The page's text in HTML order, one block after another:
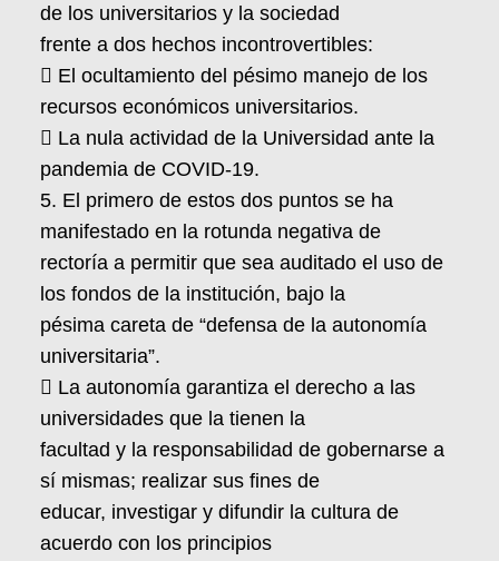
de los universitarios y la sociedad
frente a dos hechos incontrovertibles:
 El ocultamiento del pésimo manejo de los
recursos económicos universitarios.
 La nula actividad de la Universidad ante la
pandemia de COVID-19.
5. El primero de estos dos puntos se ha
manifestado en la rotunda negativa de
rectoría a permitir que sea auditado el uso de
los fondos de la institución, bajo la
pésima careta de “defensa de la autonomía
universitaria”.
 La autonomía garantiza el derecho a las
universidades que la tienen la
facultad y la responsabilidad de gobernarse a
sí mismas; realizar sus fines de
educar, investigar y difundir la cultura de
acuerdo con los principios